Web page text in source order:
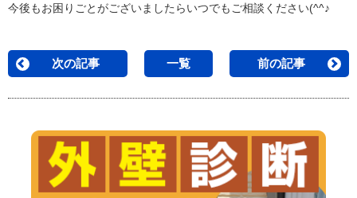
今後もお困りごとがございましたらいつでもご相談ください(^^♪
次の記事 一覧 前の記事